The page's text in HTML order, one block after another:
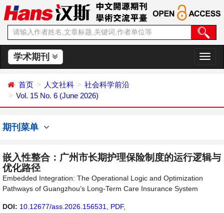
学术期刊
切
换
首页 人文社科
社会科学前沿
Vol. 15 No. 6 (June 2026)
期刊菜单
嵌入性整合：广州市长期护理保险制度的运行逻辑与
优化路径
Embedded Integration: The Operational Logic and Optimization
Pathways of Guangzhou’s Long-Term Care Insurance System
DOI: 10.12677/ass.2026.156531 PDF,